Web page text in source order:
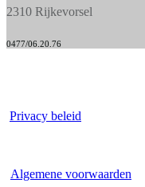
2310 Rijkevorsel
0477/06.20.76
Privacy beleid
Algemene voorwaarden